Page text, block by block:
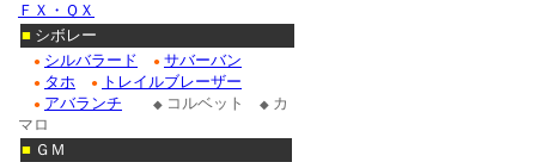
ＦＸ・ＱＸ
■ シボレー
● シルバラード ● サバーバン
● タホ ● トレイルブレーザー
● アバランチ ◆ コルベット ◆ カ
マロ
■ ＧＭ